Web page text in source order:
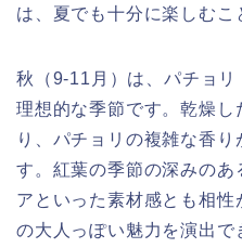
は、夏でも十分に楽しむこ
秋（9-11月）は、パチョ
理想的な季節です。乾燥し
り、パチョリの複雑な香り
す。紅葉の季節の深みのあ
アといった素材感とも相
の大人っぽい魅力を演出で